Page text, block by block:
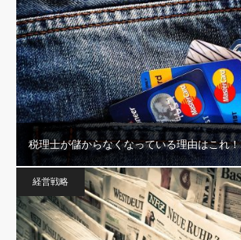
税理士が儲からなくなっている理由はこれ！
経営戦略